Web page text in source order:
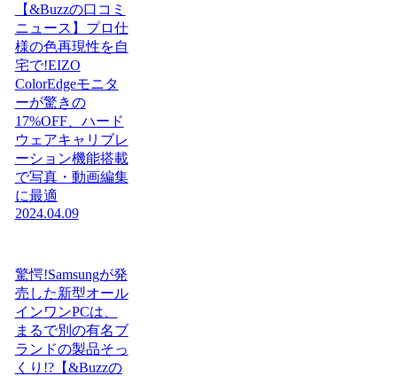
【&Buzzの口コミ
ニュース】プロ仕
様の色再現性を自
宅で!EIZO
ColorEdgeモニタ
ーが驚きの
17%OFF、ハード
ウェアキャリブレ
ーション機能搭載
で写真・動画編集
に最適
2024.04.09
驚愕!Samsungが発
売した新型オール
インワンPCは、
まるで別の有名ブ
ランドの製品そっ
くり!?【&Buzzの